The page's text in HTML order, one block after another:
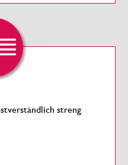
streng